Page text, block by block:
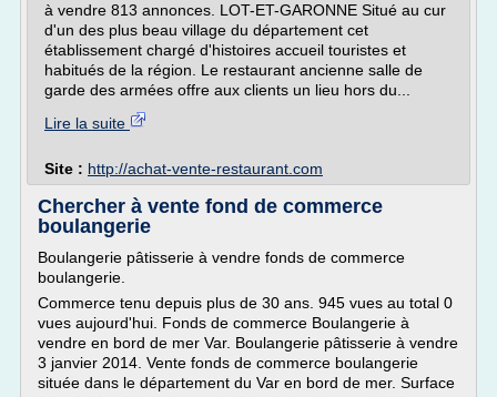
à vendre 813 annonces. LOT-ET-GARONNE Situé au cur
d'un des plus beau village du département cet
établissement chargé d'histoires accueil touristes et
habitués de la région. Le restaurant ancienne salle de
garde des armées offre aux clients un lieu hors du...
Lire la suite
Site : http://achat-vente-restaurant.com
Chercher à vente fond de commerce
boulangerie
Boulangerie pâtisserie à vendre fonds de commerce
boulangerie.
Commerce tenu depuis plus de 30 ans. 945 vues au total 0
vues aujourd'hui. Fonds de commerce Boulangerie à
vendre en bord de mer Var. Boulangerie pâtisserie à vendre
3 janvier 2014. Vente fonds de commerce boulangerie
située dans le département du Var en bord de mer. Surface